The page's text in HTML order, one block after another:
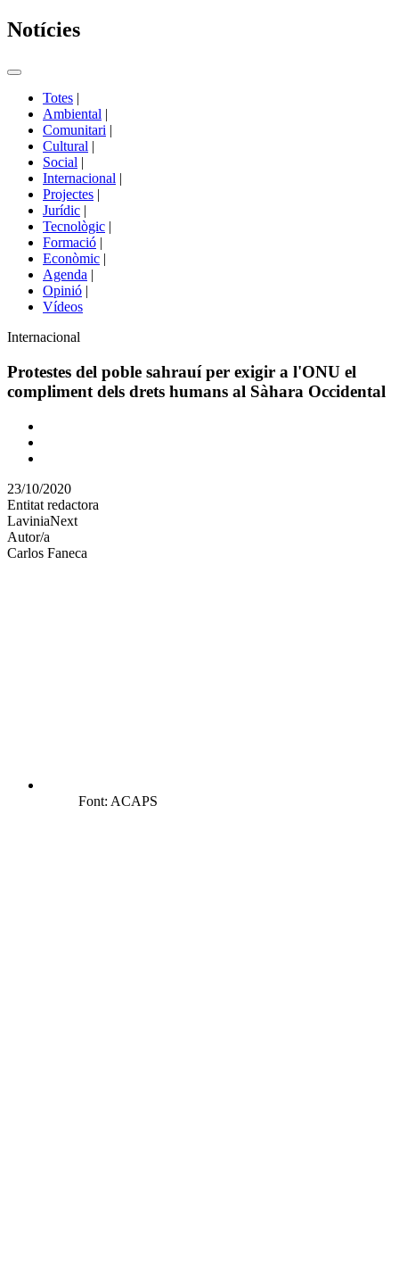
Notícies
Commutador
portals
Totes |
Ambiental |
Comunitari |
Cultural |
Social |
Internacional |
Projectes |
Jurídic |
Tecnològic |
Formació |
Econòmic |
Agenda |
Opinió |
Vídeos
Àmbit
la
Internacional
Protestes del poble sahrauí per exigir a l'ONU el
compliment dels drets humans al Sàhara Occidental
Comparteix
altres
xarxes
socials
23/10/2020
Entitat redactora
LaviniaNext
Autor/a
Carlos Faneca
Font: ACAPS